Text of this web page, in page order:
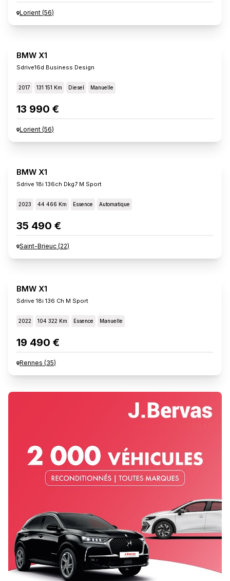
Lorient (56)
BMW X1
Sdrive16d Business Design
2017 131 151 Km Diesel Manuelle
13 990 €
Lorient (56)
BMW X1
Sdrive 18i 136ch Dkg7 M Sport
2023 44 466 Km Essence Automatique
35 490 €
Saint-Brieuc (22)
BMW X1
Sdrive 18i 136 Ch M Sport
2022 104 322 Km Essence Manuelle
19 490 €
Rennes (35)